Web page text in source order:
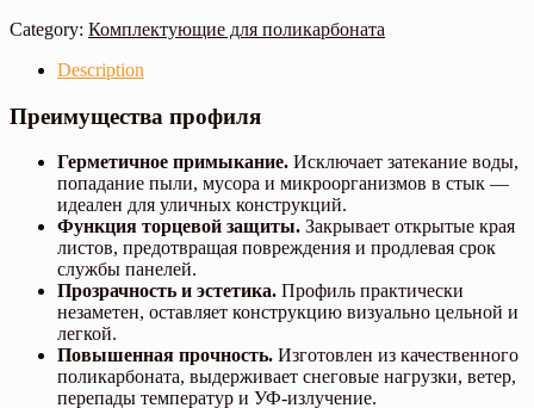
Category: Комплектующие для поликарбоната
Description
Преимущества профиля
Герметичное примыкание. Исключает затекание воды,
попадание пыли, мусора и микроорганизмов в стык —
идеален для уличных конструкций.
Функция торцевой защиты. Закрывает открытые края
листов, предотвращая повреждения и продлевая срок
службы панелей.
Прозрачность и эстетика. Профиль практически
незаметен, оставляет конструкцию визуально цельной и
легкой.
Повышенная прочность. Изготовлен из качественного
поликарбоната, выдерживает снеговые нагрузки, ветер,
перепады температур и УФ-излучение.